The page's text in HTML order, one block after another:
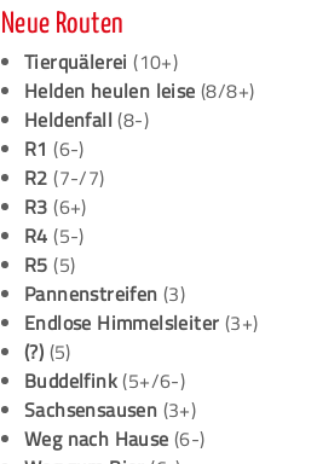
Neue Routen
Tierquälerei (10+)
Helden heulen leise(8/8+)
Heldenfall(8-)
R1 (6-)
R2 (7-/7)
R3 (6+)
R4 (5-)
R5 (5)
Pannenstreifen (3)
Endlose Himmelsleiter (3+)
(?) (5)
Buddelfink(5+/6-)
Sachsensausen (3+)
Weg nach Hause (6-)